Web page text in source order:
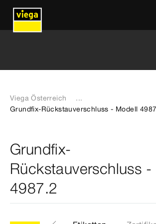
Viega Österreich
...
Grundfix-Rückstauverschluss - Modell
Grundfix-
Rückstauverschluss -
4987.2